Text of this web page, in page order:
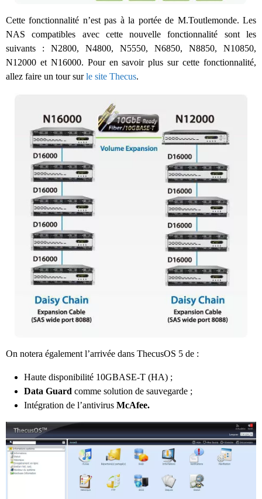
Cette fonctionnalité n’est pas à la portée de M.Toutlemonde. Les
NAS compatibles avec cette nouvelle fonctionnalité sont les
suivants : N2800, N4800, N5550, N6850, N8850, N10850,
N12000 et N16000. Pour en savoir plus sur cette fonctionnalité,
allez faire un tour surle site Thecus.
On notera également l’arrivée dans ThecusOS 5 de :
Haute disponibilité 10GBASE-T (HA) ;
Data Guard comme solution de sauvegarde ;
Intégration de l’antivirus McAfee.